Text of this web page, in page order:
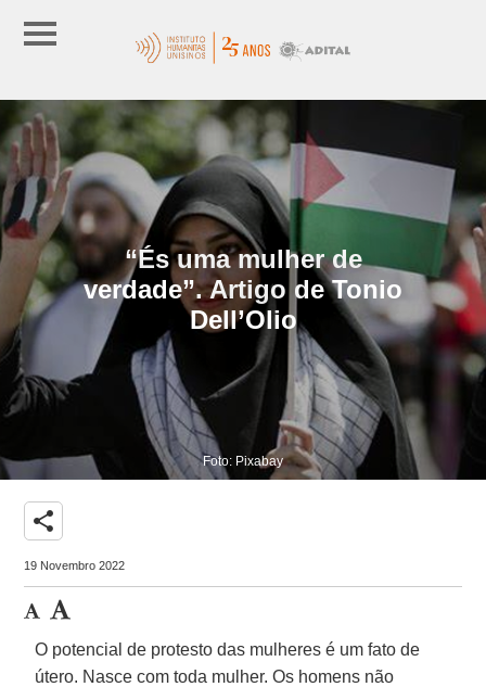
“És uma mulher de
verdade”. Artigo de Tonio
Dell’Olio
Foto: Pixabay
share
19 Novembro 2022
O potencial de protesto das mulheres é um fato de
útero. Nasce com toda mulher. Os homens não